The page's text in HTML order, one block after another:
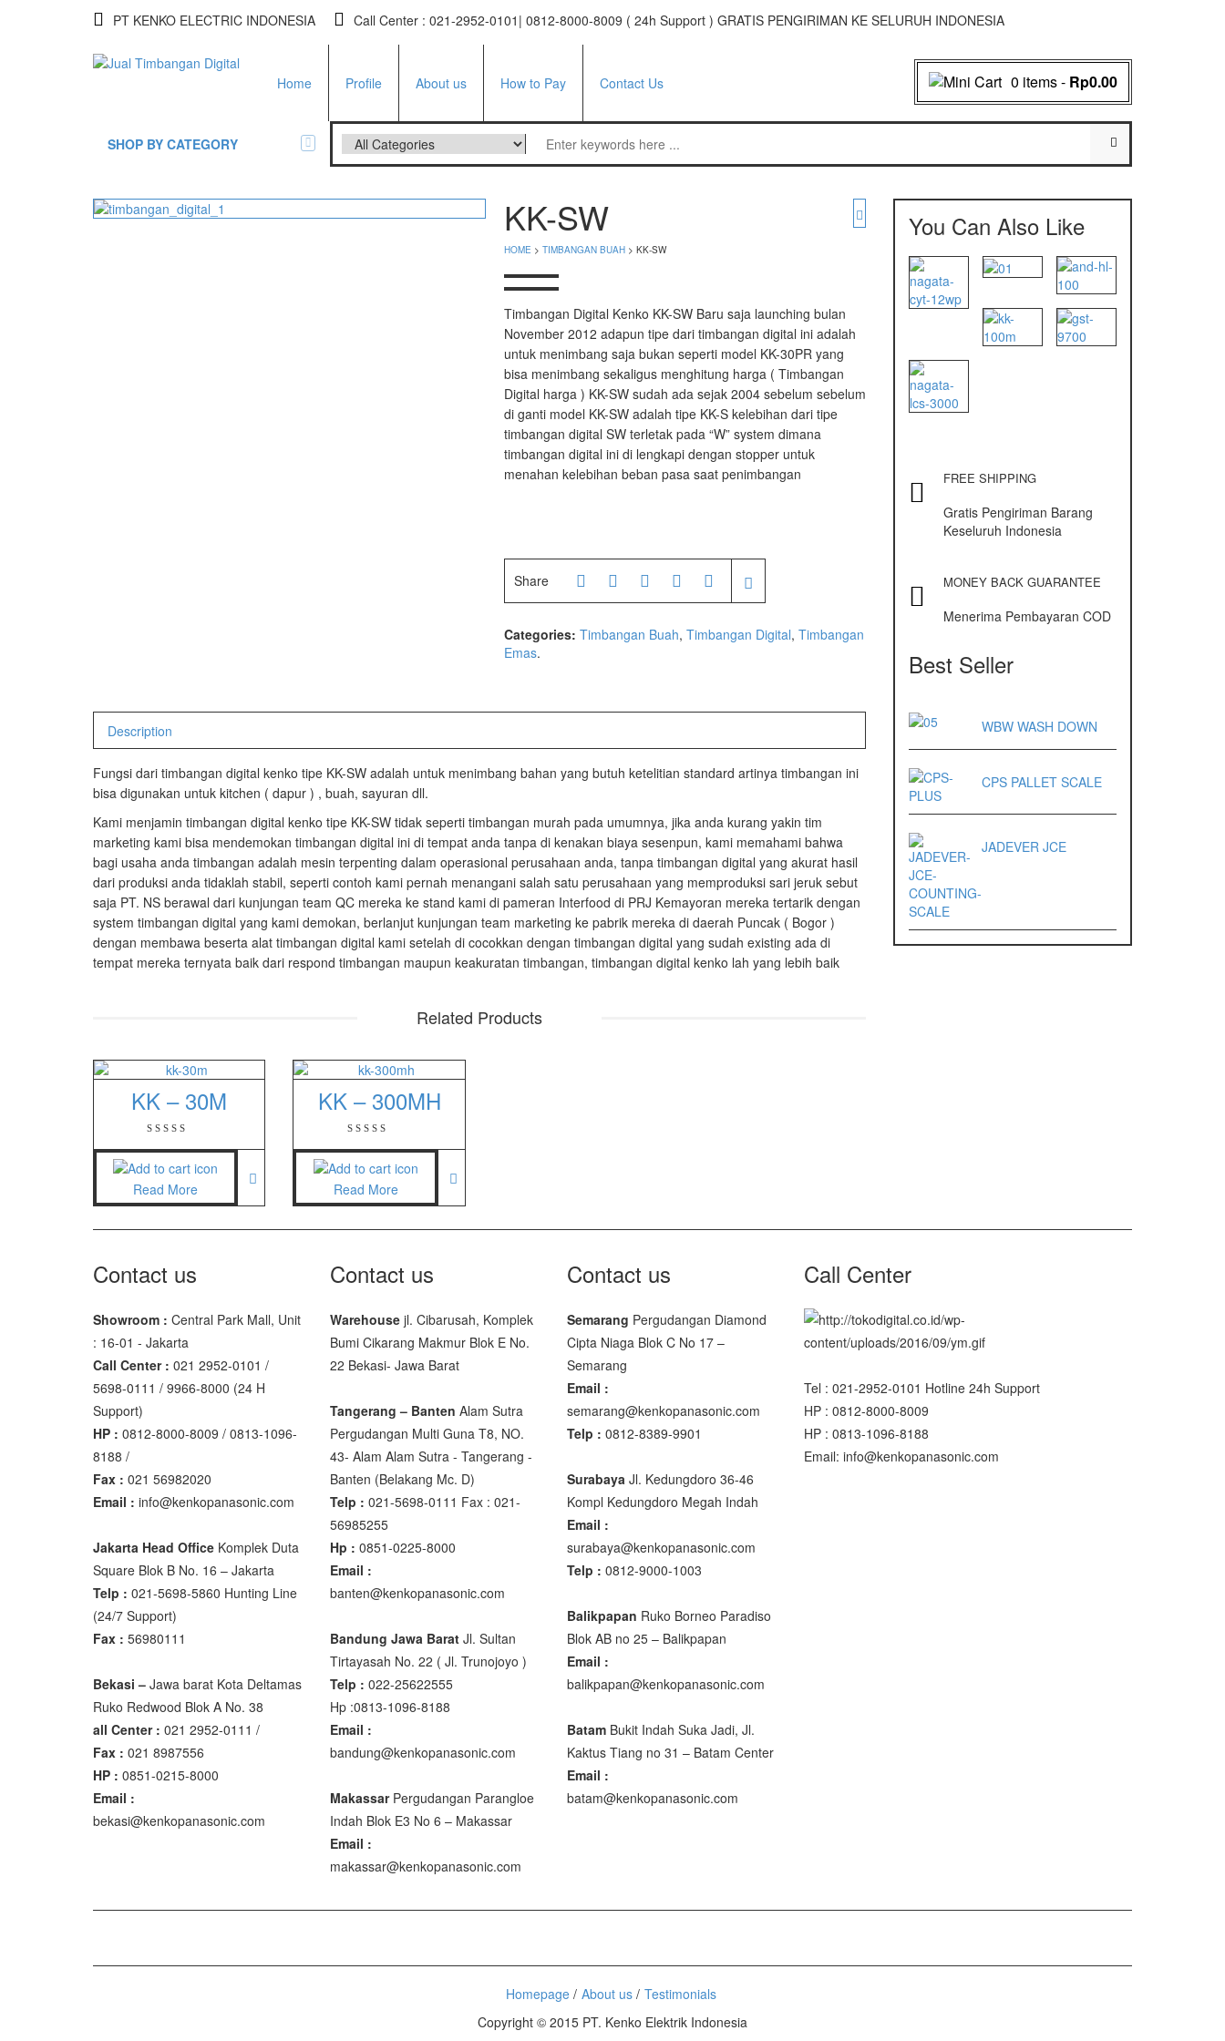
PT KENKO ELECTRIC INDONESIA Call Center : 021-2952-0101| 0812-8000-8009 ( 24h Support ) GRATIS PENGIRIMAN KE SELURUH INDONESIA
Home Profile About us How to Pay Contact Us 0 items- Rp0.00
SHOP BY CATEGORY
All Brands Scales
Adam Manufacturer
FS – A200
FS – AR210
GSC Manufacturer
SGW – 7000 SS
GST – 9700
Jadever
NAGATA M-10
NAGATA SP-88R
Ohaus
PIONEER
Osuka
OSK – 3000
Oxone
OX – 366
OX – 488 DIGITAL
Precisa
ES 1220M
Series 320 XB
Rinstrum
RINSTRUM R420
Salter
SALTER 235 Series
SHIMADZU
UX3200G
SHIMADZU
UX6200H
Sigma
MC-7825G
KK-SW
HOME > TIMBANGAN BUAH> KK-SW
Timbangan Digital Kenko KK-SW Baru saja launching bulan
November 2012 adapun tipe dari timbangan digital ini adalah
untuk menimbang saja bukan seperti model KK-30PR yang
bisa menimbang sekaligus menghitung harga ( Timbangan
Digital harga ) KK-SW sudah ada sejak 2004 sebelum sebelum
di ganti model KK-SW adalah tipe KK-S kelebihan dari tipe
timbangan digital SW terletak pada “W” system dimana
timbangan digital ini di lengkapi dengan stopper untuk
menahan kelebihan beban pasa saat penimbangan
Share
Categories: Timbangan Buah, Timbangan Digital, Timbangan
Emas.
Description
Fungsi dari timbangan digital kenko tipe KK-SW adalah untuk menimbang bahan yang butuh ketelitian standard artinya timbangan ini
bisa digunakan untuk kitchen ( dapur ) , buah, sayuran dll.
Kami menjamin timbangan digital kenko tipe KK-SW tidak seperti timbangan murah pada umumnya, jika anda kurang yakin tim
marketing kami bisa mendemokan timbangan digital ini di tempat anda tanpa di kenakan biaya sesenpun, kami memahami bahwa
bagi usaha anda timbangan adalah mesin terpenting dalam operasional perusahaan anda, tanpa timbangan digital yang akurat hasil
dari produksi anda tidaklah stabil, seperti contoh kami pernah menangani salah satu perusahaan yang memproduksi sari jeruk sebut
saja PT. NS berawal dari kunjungan team QC mereka ke stand kami di pameran Interfood di PRJ Kemayoran mereka tertarik dengan
system timbangan digital yang kami demokan, berlanjut kunjungan team marketing ke pabrik mereka di daerah Puncak ( Bogor )
dengan membawa beserta alat timbangan digital kami setelah di cocokkan dengan timbangan digital yang sudah existing ada di
tempat mereka ternyata baik dari respond timbangan maupun keakuratan timbangan, timbangan digital kenko lah yang lebih baik
Related Products
KK – 30M
Read More
KK – 300MH
Read More
You Can Also Like
FREE SHIPPING
Gratis Pengiriman Barang
Keseluruh Indonesia
MONEY BACK GUARANTEE
Menerima Pembayaran COD
Best Seller
WBW WASH DOWN
CPS PALLET SCALE
JADEVER JCE
Call Center
Tel : 021-2952-0101 Hotline 24h Support
HP : 0812-8000-8009
HP : 0813-1096-8188
Email: info@kenkopanasonic.com
Contact us
Showroom : Central Park Mall, Unit
: 16-01 - Jakarta
Call Center : 021 2952-0101 /
5698-0111 / 9966-8000 (24 H
Support)
HP : 0812-8000-8009 / 0813-1096-
8188 /
Fax : 021 56982020
Email : info@kenkopanasonic.com
Jakarta Head Office Komplek Duta
Square Blok B No. 16 – Jakarta
Telp : 021-5698-5860 Hunting Line
(24/7 Support)
Fax : 56980111
Bekasi – Jawa barat Kota Deltamas
Ruko Redwood Blok A No. 38
all Center : 021 2952-0111 /
Fax : 021 8987556
HP : 0851-0215-8000
Email :
bekasi@kenkopanasonic.com
Contact us
Warehousejl. Cibarusah, Komplek
Bumi Cikarang Makmur Blok E No.
22 Bekasi- Jawa Barat
Tangerang – Banten Alam Sutra
Pergudangan Multi Guna T8, NO.
43- Alam Alam Sutra - Tangerang -
Banten‎ (Belakang Mc. D)
Telp : 021-5698-0111 Fax : 021-
56985255
Hp : 0851-0225-8000
Email :
banten@kenkopanasonic.com
Bandung Jawa BaratJl. Sultan
Tirtayasah‎ No. 22 ( Jl. Trunojoyo )
Telp : 022-25622555
Hp :0813-1096-8188
Email :
bandung@kenkopanasonic.com
MakassarPergudangan Parangloe
Indah Blok E3 No 6 – Makassar
Email :
makassar@kenkopanasonic.com
Contact us
Semarang Pergudangan Diamond
Cipta Niaga Blok C No 17 –
Semarang
Email :
semarang@kenkopanasonic.com
Telp : 0812-8389-9901
Surabaya Jl. Kedungdoro 36-46
Kompl Kedungdoro Megah Indah
Email :
surabaya@kenkopanasonic.com
Telp : 0812-9000-1003
Balikpapan Ruko Borneo Paradiso
Blok AB no 25 – Balikpapan
Email :
balikpapan@kenkopanasonic.com
BatamBukit Indah Suka Jadi, Jl.
Kaktus Tiang no 31 – Batam Center
Email :
batam@kenkopanasonic.com
Homepage About us
Testimonials
Copyright © 2015 PT. Kenko Elektrik Indonesia